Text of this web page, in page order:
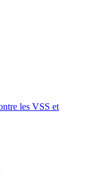
les VSS et